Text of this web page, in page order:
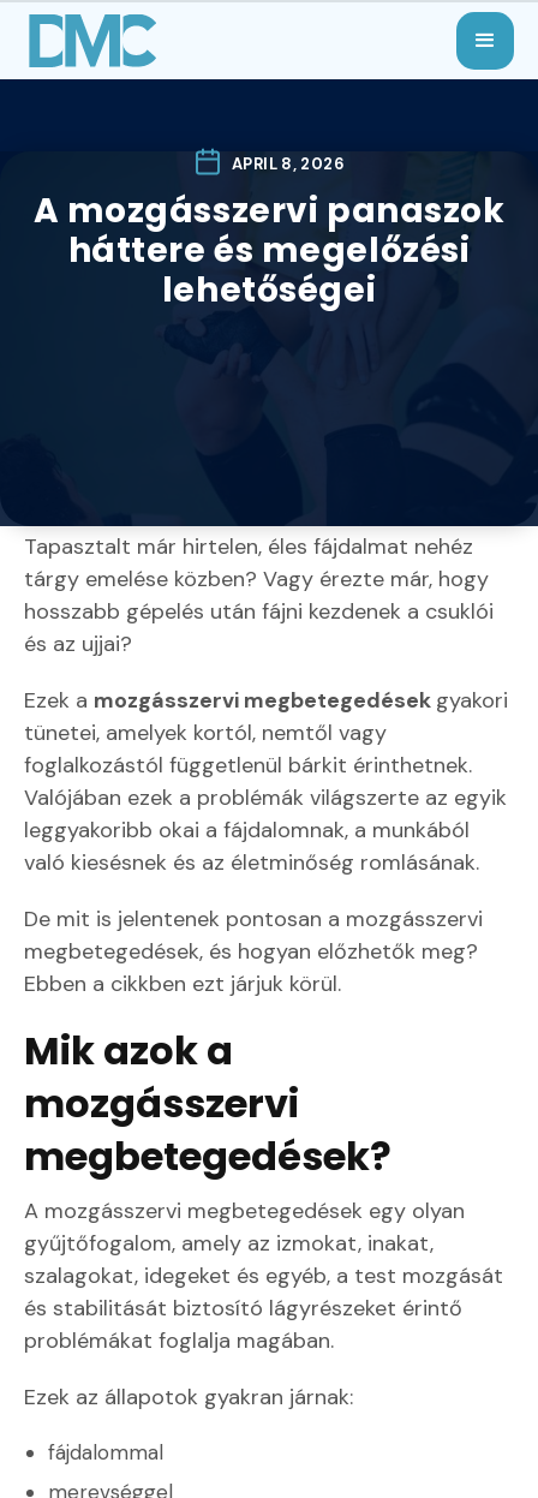
APRIL 8, 2026
A mozgásszervi panaszok
háttere és megelőzési
lehetőségei
Tapasztalt már hirtelen, éles fájdalmat nehéz
tárgy emelése közben? Vagy érezte már, hogy
hosszabb gépelés után fájni kezdenek a csuklói
és az ujjai?
Ezek a mozgásszervi megbetegedések gyakori
tünetei, amelyek kortól, nemtől vagy
foglalkozástól függetlenül bárkit érinthetnek.
Valójában ezek a problémák világszerte az egyik
leggyakoribb okai a fájdalomnak, a munkából
való kiesésnek és az életminőség romlásának.
De mit is jelentenek pontosan a mozgásszervi
megbetegedések, és hogyan előzhetők meg?
Ebben a cikkben ezt járjuk körül.
Mik azok a
mozgásszervi
megbetegedések?
A mozgásszervi megbetegedések egy olyan
gyűjtőfogalom, amely az izmokat, inakat,
szalagokat, idegeket és egyéb, a test mozgását
és stabilitását biztosító lágyrészeket érintő
problémákat foglalja magában.
Ezek az állapotok gyakran járnak:
fájdalommal
merevséggel